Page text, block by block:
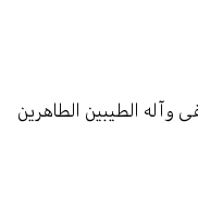
الطیبین الطاهرین